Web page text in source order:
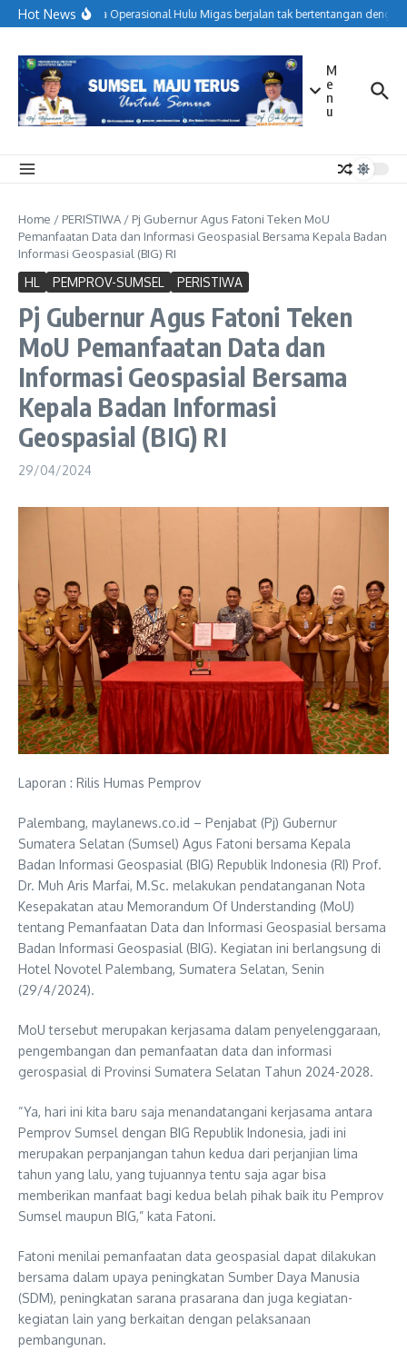
Lewati ke konten
Hot NewsMenjaga Operasional Hulu Migas berjalan tak bertentangan dengan
M
e
n
u
Home / PERISTIWA / Pj Gubernur Agus Fatoni Teken MoU
Pemanfaatan Data dan Informasi Geospasial Bersama Kepala Badan
Informasi Geospasial (BIG) RI
HL PEMPROV-SUMSEL PERISTIWA
Pj Gubernur Agus Fatoni Teken
MoU Pemanfaatan Data dan
Informasi Geospasial Bersama
Kepala Badan Informasi
Geospasial (BIG) RI
29/04/2024
Laporan : Rilis Humas Pemprov
Palembang, maylanews.co.id – Penjabat (Pj) Gubernur
Sumatera Selatan (Sumsel) Agus Fatoni bersama Kepala
Badan Informasi Geospasial (BIG) Republik Indonesia (RI) Prof.
Dr. Muh Aris Marfai, M.Sc. melakukan pendatanganan Nota
Kesepakatan atau Memorandum Of Understanding (MoU)
tentang Pemanfaatan Data dan Informasi Geospasial bersama
Badan Informasi Geospasial (BIG). Kegiatan ini berlangsung di
Hotel Novotel Palembang, Sumatera Selatan, Senin
(29/4/2024).
MoU tersebut merupakan kerjasama dalam penyelenggaraan,
pengembangan dan pemanfaatan data dan informasi
gerospasial di Provinsi Sumatera Selatan Tahun 2024-2028.
“Ya, hari ini kita baru saja menandatangani kerjasama antara
Pemprov Sumsel dengan BIG Republik Indonesia, jadi ini
merupakan perpanjangan tahun kedua dari perjanjian lima
tahun yang lalu, yang tujuannya tentu saja agar bisa
memberikan manfaat bagi kedua belah pihak baik itu Pemprov
Sumsel maupun BIG,” kata Fatoni.
Fatoni menilai pemanfaatan data geospasial dapat dilakukan
bersama dalam upaya peningkatan Sumber Daya Manusia
(SDM), peningkatan sarana prasarana dan juga kegiatan-
kegiatan lain yang berkaitan dengan pelaksanaan
pembangunan.